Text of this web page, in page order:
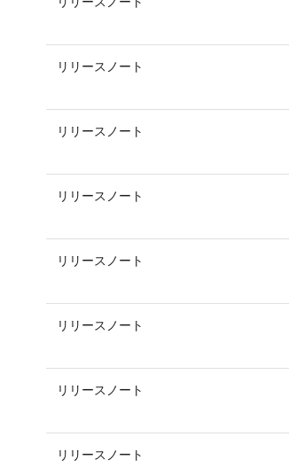
リリースノート
リリースノート
リリースノート
リリースノート
リリースノート
リリースノート
リリースノート